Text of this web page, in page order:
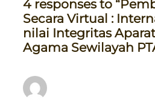
4 responses to
Secara Virtual :
nilai Integritas
Agama Sewilayah